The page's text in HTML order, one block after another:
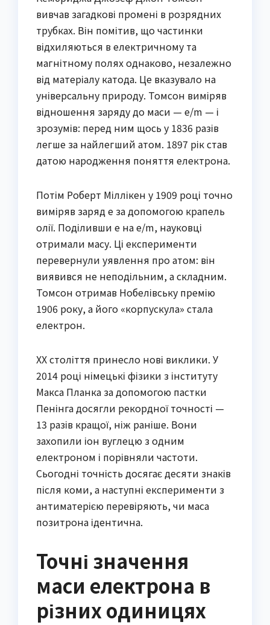
вивчав загадкові промені в розрядних
трубках. Він помітив, що частинки
відхиляються в електричному та
магнітному полях однаково, незалежно
від матеріалу катода. Це вказувало на
універсальну природу. Томсон виміряв
відношення заряду до маси — e/m — і
зрозумів: перед ним щось у 1836 разів
легше за найлегший атом. 1897 рік став
датою народження поняття електрона.
Потім Роберт Міллікен у 1909 році точно
виміряв заряд e за допомогою крапель
олії. Поділивши e на e/m, науковці
отримали масу. Ці експерименти
перевернули уявлення про атом: він
виявився не неподільним, а складним.
Томсон отримав Нобелівську премію
1906 року, а його «корпускула» стала
електрон.
XX століття принесло нові виклики. У
2014 році німецькі фізики з інституту
Макса Планка за допомогою пастки
Пенінга досягли рекордної точності —
13 разів кращої, ніж раніше. Вони
захопили іон вуглецю з одним
електроном і порівняли частоти.
Сьогодні точність досягає десяти знаків
після коми, а наступні експерименти з
антиматерією перевіряють, чи маса
позитрона ідентична.
Точні значення
маси електрона в
різних одиницях